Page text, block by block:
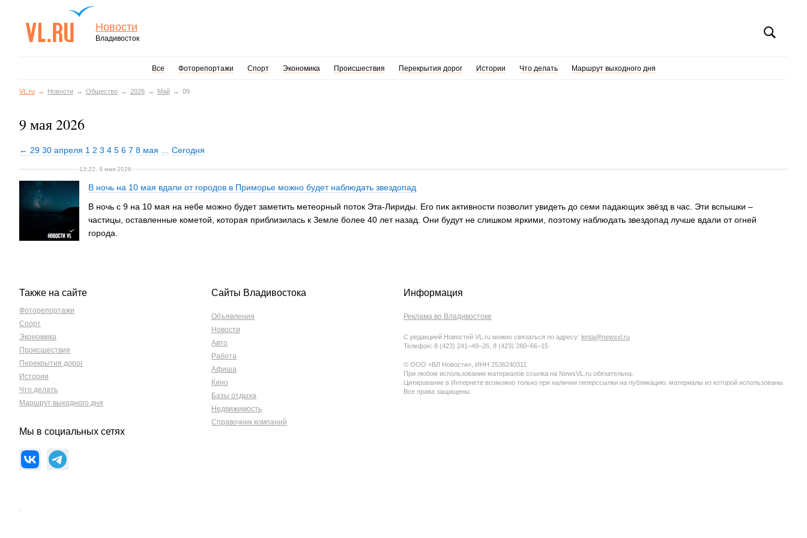
Новости
Владивосток
Все Фоторепортажи Спорт Экономика Происшествия Перекрытия дорог Истории Что делать Маршрут выходного дня
VL.ru Новости Общество 2026 Май 09
9 мая 2026
← 29 30 апреля 1 2 3 4 5 6 7 8 мая Сегодня
13:22, 9 мая 2026
В ночь на 10 мая вдали от городов в Приморье можно будет наблюдать звездопад
В ночь с 9 на 10 мая на небе можно будет заметить метеорный поток Эта-Лириды. Его пик активности позволит увидеть до семи падающих звёзд в час. Эти вспышки –
частицы, оставленные кометой, которая приблизилась к Земле более 40 лет назад. Они будут не слишком яркими, поэтому наблюдать звездопад лучше вдали от огней
города.
Также на сайте
Фоторепортажи
Спорт
Экономика
Происшествия
Перекрытия дорог
Истории
Что делать
Маршрут выходного дня
Мы в социальных сетях
Сайты Владивостока
Объявления
Новости
Авто
Работа
Афиша
Кино
Базы отдыха
Недвижимость
Справочник компаний
Информация
Реклама во Владивостоке
С редакцией Новостей VL.ru можно связаться по адресу: lenta@newsvl.ru
Телефон: 8 (423) 241−49−26, 8 (423) 280−66−15
© ООО «ВЛ Новости», ИНН 2536240311
При любом использовании материалов ссылка на NewsVL.ru обязательна.
Цитирование в Интернете возможно только при наличии гиперссылки на публикацию, материалы из которой использованы.
Все права защищены.